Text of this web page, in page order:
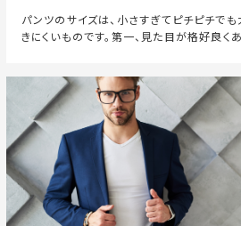
パンツのサイズは、小さすぎてピチピチで
きにくいものです。第一、見た目が格好良く